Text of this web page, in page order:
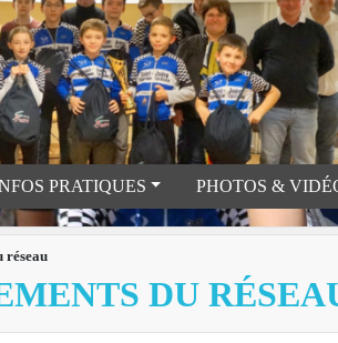
PRATIQUES PHOTOS &
réseau
DU